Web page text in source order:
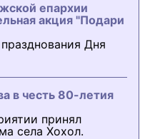
епархии
акция "Подари
Дня
в честь 80-летия
принял
села Хохол.